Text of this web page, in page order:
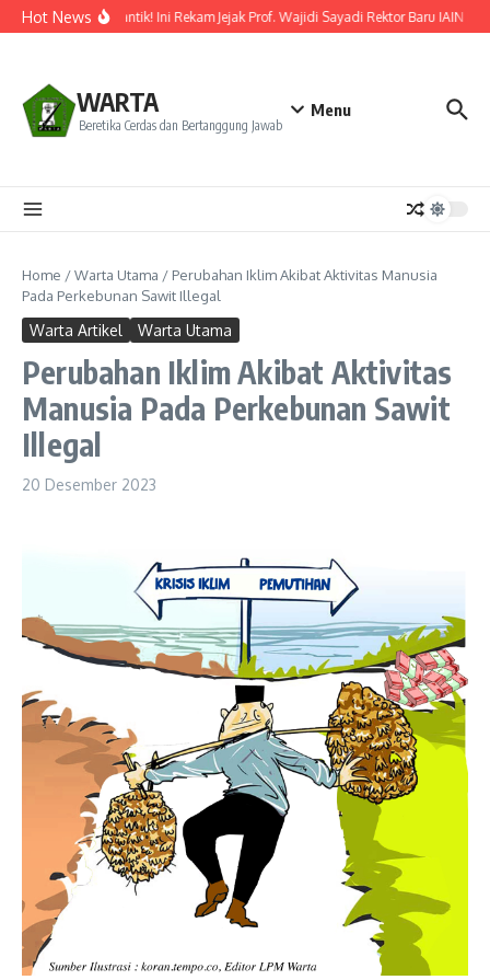
Lewati ke konten
Hot NewsResmi Dilantik! Ini Rekam Jejak Prof. Wajidi Sayadi Rektor Baru IAIN
WARTA
Beretika Cerdas dan Bertanggung Jawab
Menu
Home /Warta Utama / Perubahan Iklim Akibat Aktivitas Manusia
Pada Perkebunan Sawit Illegal
Warta Artikel Warta Utama
Perubahan Iklim Akibat Aktivitas
Manusia Pada Perkebunan Sawit
Illegal
20 Desember 2023